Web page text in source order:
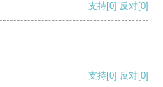
支持[0] 反对[0]
支持[0] 反对[0]